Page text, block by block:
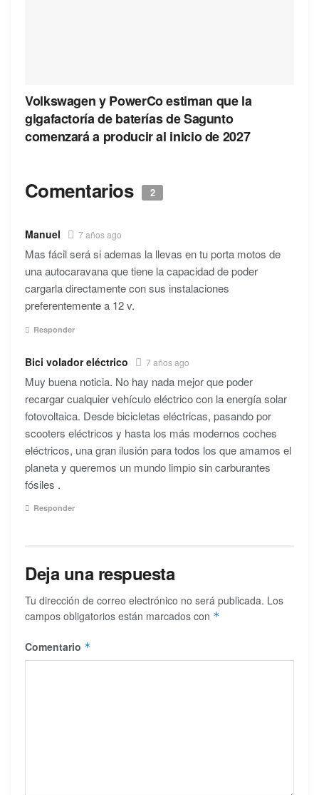
Volkswagen y PowerCo estiman que la
gigafactoría de baterías de Sagunto
comenzará a producir al inicio de 2027
Comentarios 2
Manuel 7 años ago
Mas fácil será si ademas la llevas en tu porta motos de
una autocaravana que tiene la capacidad de poder
cargarla directamente con sus instalaciones
preferentemente a 12 v.
Responder
Bici volador eléctrico 7 años ago
Muy buena noticia. No hay nada mejor que poder
recargar cualquier vehículo eléctrico con la energía solar
fotovoltaica. Desde bicicletas eléctricas, pasando por
scooters eléctricos y hasta los más modernos coches
eléctricos, una gran ilusión para todos los que amamos el
planeta y queremos un mundo limpio sin carburantes
fósiles .
Responder
Deja una respuesta
Tu dirección de correo electrónico no será publicada. Los
campos obligatorios están marcados con *
Comentario *